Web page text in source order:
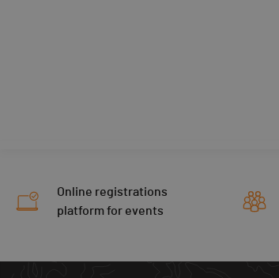
Online registrations
platform for events